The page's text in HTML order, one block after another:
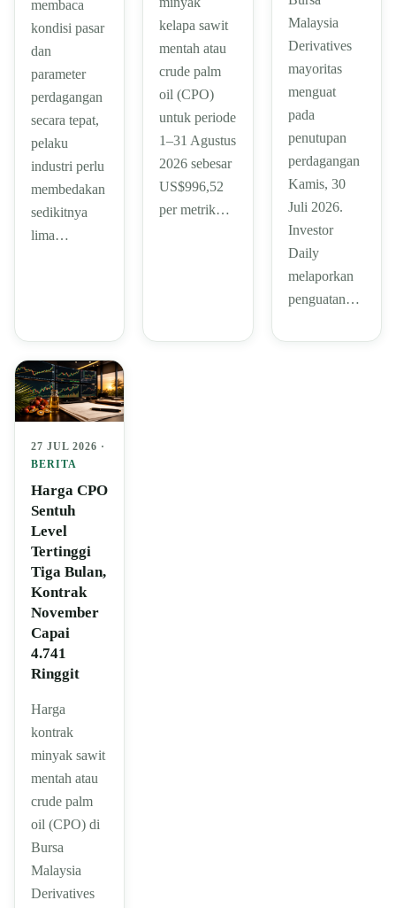
membaca
kondisi pasar
dan
parameter
perdagangan
secara tepat,
pelaku
industri perlu
membedakan
sedikitnya
lima…
kelapa sawit
mentah atau
crude palm
oil (CPO)
untuk periode
1–31 Agustus
2026 sebesar
US$996,52
per metrik…
Malaysia
Derivatives
mayoritas
menguat
pada
penutupan
perdagangan
Kamis, 30
Juli 2026.
Investor
Daily
melaporkan
penguatan…
27 JUL 2026 ·
BERITA
Harga CPO
Sentuh
Level
Tertinggi
Tiga Bulan,
Kontrak
November
Capai
4.741
Ringgit
Harga
kontrak
minyak sawit
mentah atau
crude palm
oil (CPO) di
Bursa
Malaysia
Derivatives